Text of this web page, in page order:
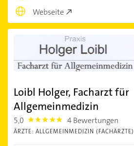
Webseite
Loibl Holger, Facharzt für
Allgemeinmedizin
5,0 5.0 4 Bewertungen
ÄRZTE: ALLGEMEINMEDIZIN (FACHÄRZTE)